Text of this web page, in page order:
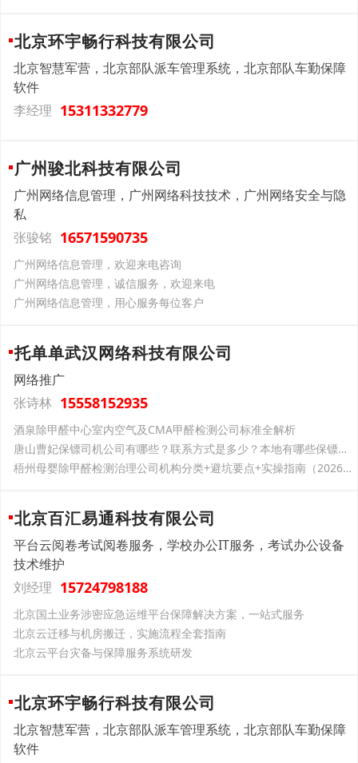
北京环宇畅行科技有限公司
北京智慧军营，北京部队派车管理系统，北京部队车勤保障
软件
李经理 15311332779
广州骏北科技有限公司
广州网络信息管理，广州网络科技技术，广州网络安全与隐
私
张骏铭 16571590735
广州网络信息管理，欢迎来电咨询
广州网络信息管理，诚信服务，欢迎来电
广州网络信息管理，用心服务每位客户
托单单武汉网络科技有限公司
网络推广
张诗林 15558152935
酒泉除甲醛中心室内空气及CMA甲醛检测公司标准全解析
唐山曹妃保镖司机公司有哪些？联系方式是多少？本地有哪些保镖公司？
梧州母婴除甲醛检测治理公司机构分类+避坑要点+实操指南（2026版）
北京百汇易通科技有限公司
平台云阅卷考试阅卷服务，学校办公IT服务，考试办公设备
技术维护
刘经理 15724798188
北京国土业务涉密应急运维平台保障解决方案，一站式服务
北京云迁移与机房搬迁，实施流程全套指南
北京云平台灾备与保障服务系统研发
北京环宇畅行科技有限公司
北京智慧军营，北京部队派车管理系统，北京部队车勤保障
软件